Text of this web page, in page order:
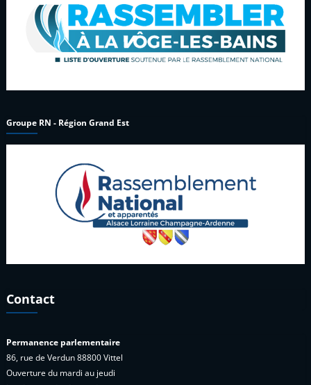
Groupe RN - Région Grand Est
Contact
Permanence parlementaire
86, rue de Verdun 88800 Vittel
Ouverture du mardi au jeudi